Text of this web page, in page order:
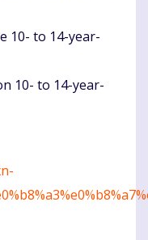
10- to 14-year-
10- to 14-year-